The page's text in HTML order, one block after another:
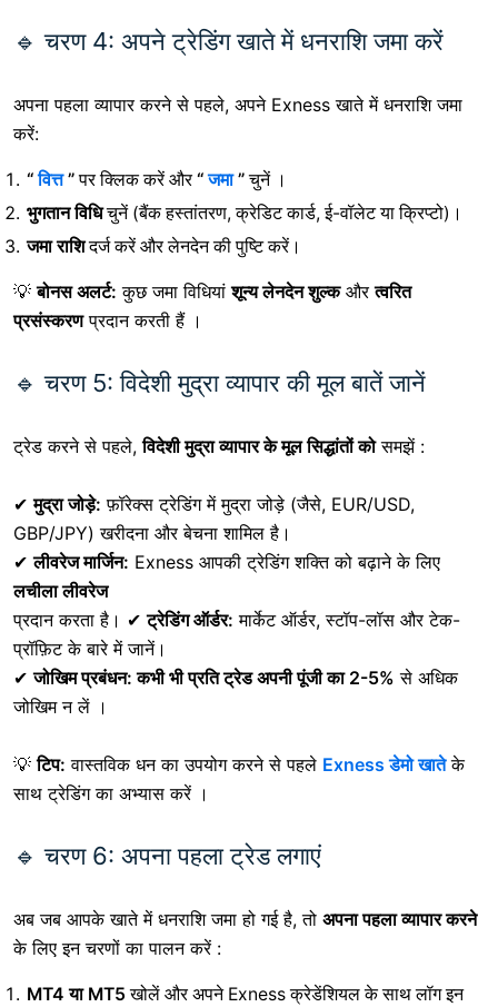
🔹 चरण 4: अपने ट्रेडिंग खाते में धनराशि जमा करें
अपना पहला व्यापार करने से पहले, अपने Exness खाते में धनराशि जमा
करें:
“वित्त”पर क्लिक करेंऔर“जमा”चुनें ।
भुगतान विधिचुनें (बैंक हस्तांतरण, क्रेडिट कार्ड, ई-वॉलेट या क्रिप्टो)।
जमा राशिदर्ज करेंऔर लेनदेन की पुष्टि करें।
💡बोनस अलर्ट: कुछ जमा विधियांशून्य लेनदेन शुल्कऔरत्वरित
प्रसंस्करणप्रदान करती हैं ।
🔹 चरण 5: विदेशी मुद्रा व्यापार की मूल बातें जानें
ट्रेड करने से पहले,विदेशी मुद्रा व्यापार के मूल सिद्धांतों कोसमझें :
✔मुद्रा जोड़े: फ़ॉरेक्स ट्रेडिंग में मुद्रा जोड़े (जैसे, EUR/USD,
GBP/JPY) खरीदना और बेचना शामिल है।
✔लीवरेज मार्जिन: Exness आपकी ट्रेडिंग शक्ति को बढ़ाने के लिए
लचीला लीवरेज
प्रदान करता है। ✔ट्रेडिंग ऑर्डर: मार्केट ऑर्डर, स्टॉप-लॉस और टेक-
प्रॉफ़िट के बारे में जानें।
✔जोखिम प्रबंधन: कभी भीप्रति ट्रेड अपनी पूंजी का 2-5% से अधिक
जोखिम न लें ।
💡टिप: वास्तविक धन का उपयोग करने से पहले Exness डेमो खातेके
साथ ट्रेडिंग का अभ्यास करें ।
🔹 चरण 6: अपना पहला ट्रेड लगाएं
अब जब आपके खाते में धनराशि जमा हो गई है, तो अपना पहला व्यापार करने
के लिए इन चरणों का पालन करें :
MT4 या MT5 खोलें और अपने Exness क्रेडेंशियल के साथ लॉग इन